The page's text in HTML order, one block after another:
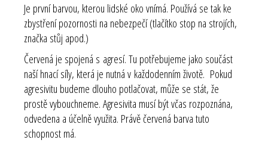
Je první barvou, kterou lidské oko vnímá. Používá se tak ke
zbystření pozornosti na nebezpečí (tlačítko stop na strojích,
značka stůj apod.)
Červená je spojená s agresí. Tu potřebujeme jako součást
naší hnací síly, která je nutná v každodenním životě. Pokud
agresivitu budeme dlouho potlačovat, může se stát, že
prostě vybouchneme. Agresivita musí být včas rozpoznána,
odvedena a účelně využita. Právě červená barva tuto
schopnost má.